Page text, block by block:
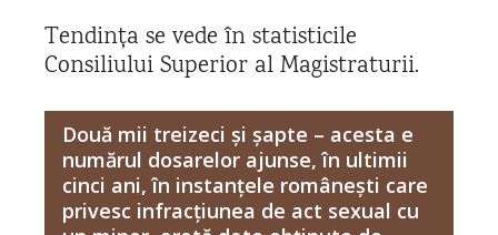
Tendința se vede în statisticile
Consiliului Superior al Magistraturii.
Două mii treizeci și șapte – acesta e
numărul dosarelor ajunse, în ultimii
cinci ani, în instanțele românești care
privesc infracțiunea de act sexual cu